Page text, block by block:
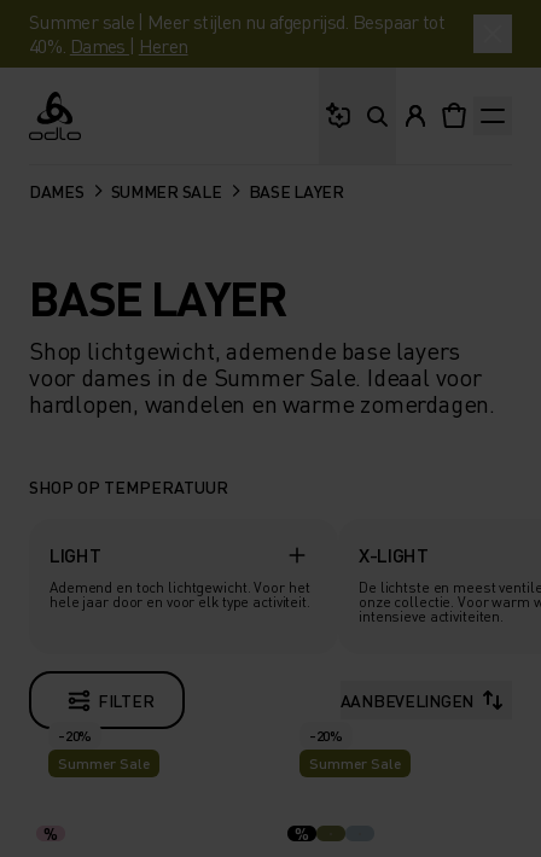
Summer sale | Meer stijlen nu afgeprijsd. Bespaar tot
40%. Dames | Heren
Odlo
DAMES SUMMER SALE BASE LAYER
BASE LAYER
Shop lichtgewicht, ademende base layers
voor dames in de Summer Sale. Ideaal voor
hardlopen, wandelen en warme zomerdagen.
SHOP OP TEMPERATUUR
LIGHT
Ademend en toch lichtgewicht. Voor het
hele jaar door en voor elk type activiteit.
X-LIGHT
De lichtste en meest
onze collectie. Voor warm
intensieve activiteiten.
FILTER AANBEVELINGEN
-20%
Summer Sale
%
-20%
Summer Sale
%